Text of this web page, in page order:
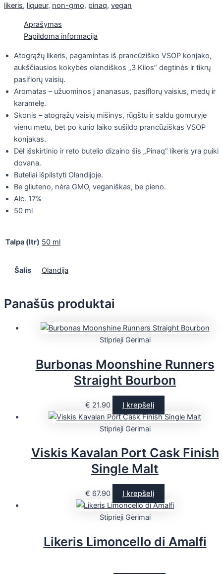
likeris, liqueur, non-gmo, pinaq, vegan
Aprašymas
Papildoma informacija
Atogrąžų likeris, pagamintas iš prancūziško VSOP konjako,
aukščiausios kokybės olandiškos „3 Kilos” degtinės ir tikrų
pasiflorų vaisių.
Aromatas – užuominos į ananasus, pasiflorų vaisius, medų ir
karamelę.
Skonis – atogrąžų vaisių mišinys, rūgštu ir saldu gomuryje
vienu metu, bet po kurio laiko sušildo prancūziškas VSOP
konjakas.
Dėl išskirtinio ir reto butelio dizaino šis „Pinaq“ likeris yra puiki
dovana.
Buteliai išpilstyti Olandijoje.
Be gliuteno, nėra GMO, veganiškas, be pieno.
Alc. 17%
50 ml
Talpa (ltr) 50 ml
Šalis Olandija
Panašūs produktai
Stiprieji Gėrimai
Burbonas Moonshine Runners
Straight Bourbon
€ 21.90 Į krepšelį
Stiprieji Gėrimai
Viskis Kavalan Port Cask Finish
Single Malt
€ 67.90 Į krepšelį
Stiprieji Gėrimai
Likeris Limoncello di Amalfi